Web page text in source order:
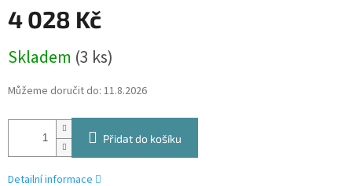
4 028 Kč
cena:
Skladem (3 ks)
Můžeme doručit do: 11.8.2026
Přidat do košíku
Detailní informace